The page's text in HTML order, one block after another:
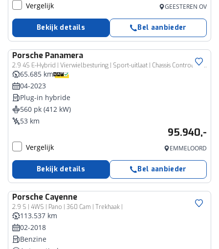
Vergelijk GEESTEREN OV
Bekijk details Bel aanbieder
Porsche Panamera
2.9 4S E-Hybrid | Vierwielbesturing | Sport-uitlaat | Chassis Control Sport | Design-Pakket | Stuur/stoelverwarming | GT Sport stuur | Panoramadak | Comfortstoelen 18-weg | PDLS+ | Bose | HUD | Sport-Chrono |
65.685 km
04-2023
Plug-in hybride
560 pk (412 kW)
53 km
95.940,-
Vergelijk EMMELOORD
Bekijk details Bel aanbieder
Porsche Cayenne
2.9 S | 4WS | Pano | 360 Cam | Trekhaak |
113.537 km
02-2018
Benzine